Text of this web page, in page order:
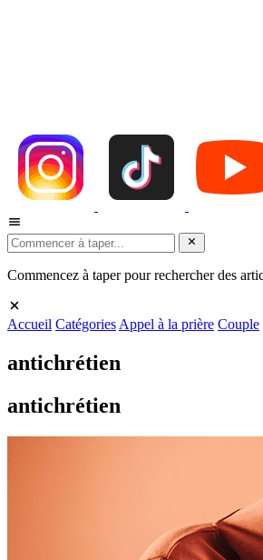
Commencez à taper pour rechercher des
Accueil Catégories Appel à la prière Couple
antichrétien
antichrétien